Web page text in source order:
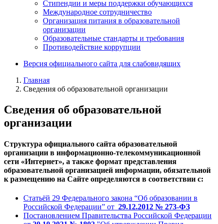
Стипендии и меры поддержки обучающихся
Международное сотрудничество
Организация питания в образовательной
организации
Образовательные стандарты и требования
Противодействие коррупции
Версия официального сайта для слабовидящих
Главная
Сведения об образовательной организации
Сведения об образовательной
организации
Структура официального сайта образовательной
организации в информационно-телекоммуникационной
сети «Интернет», а также формат представления
образовательной организацией информации, обязательной
к размещению на Сайте определяются в соответствии с:
Статьёй 29 Федерального закона “Об образовании в
Российской Федерации” от 29.12.2012 № 273-ФЗ
Постановлением Правительства Российской Федерации